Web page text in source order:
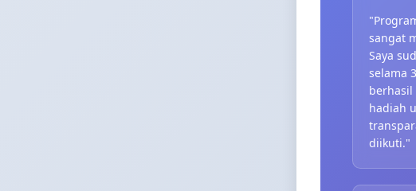
sangat
Saya
selama
berhasil
hadiah
diikuti."